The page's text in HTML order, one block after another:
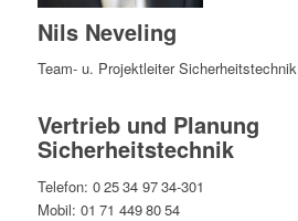
Nils Neveling
Team- u. Projektleiter Sicherheitstechnik
Vertrieb und Planung
Sicherheitstechnik
Telefon: 0 25 34 97 34-301
Mobil: 01 71 449 80 54